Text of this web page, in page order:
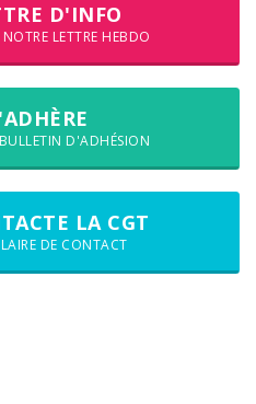
D'INFO
NOTRE LETTRE HEBDO
D'ADHÉSION
LA CGT
DE CONTACT